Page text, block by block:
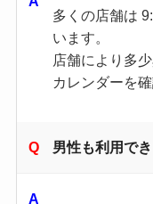
多くの店舗は
います。
店舗により多
カレンダーを
男性も利用で